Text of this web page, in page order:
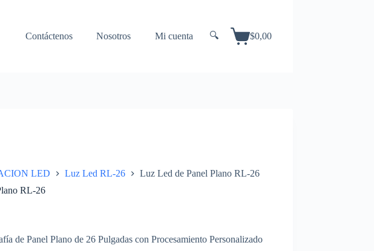
Contáctenos Nosotros Mi cuenta 🔍
Carrito
$0,00
LED Luz Led RL-26
Luz Led de Panel Plano RL-26
RL-26
de Panel Plano de 26 Pulgadas con Procesamiento Personalizado